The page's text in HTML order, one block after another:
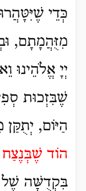
כְּדֵי
מִזֻּהֲמָתָם,
יְיָ אֱלֹהֵינוּ
שֶׁבִּזְכוּת
הַיּוֹם,
הוֹד שֶׁבְּנֶצַח
בִּקְדֻשָּׁה שֶׁל